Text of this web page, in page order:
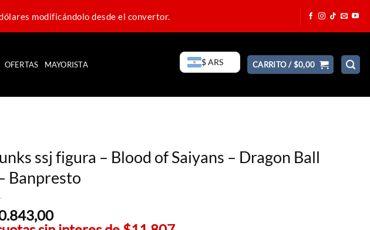
modificándolo desde el convertor.
OFERTAS MAYORISTA $ ARS CARRITO /$0,00
ssj figura – Blood of Saiyans – Dragon Ball
Banpresto